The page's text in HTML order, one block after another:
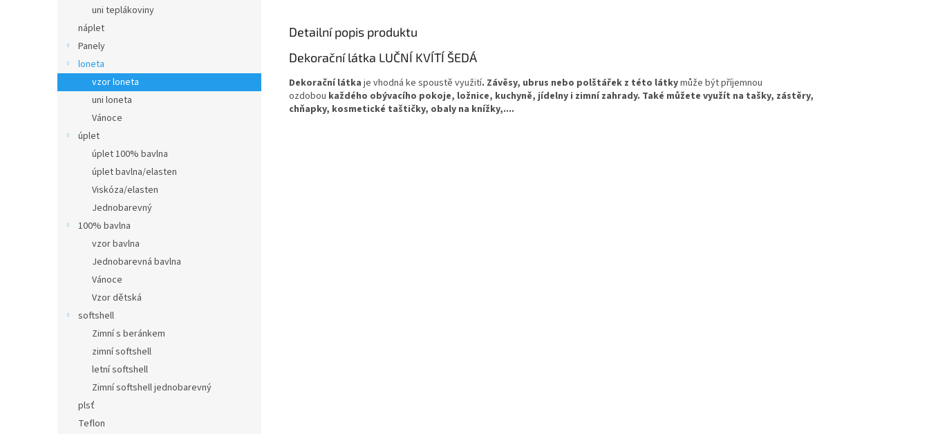
uni teplákoviny
náplet
Panely
loneta
vzor loneta
uni loneta
Vánoce
úplet
úplet 100% bavlna
úplet bavlna/elasten
Viskóza/elasten
Jednobarevný
100% bavlna
vzor bavlna
Jednobarevná bavlna
Vánoce
Vzor dětská
softshell
Zimní s beránkem
zimní softshell
letní softshell
Zimní softshell jednobarevný
plsť
Teflon
Detailní popis produktu
Dekorační látka LUČNÍ KVÍTÍ ŠEDÁ
Dekorační látka je vhodná ke spoustě využití. Závěsy, ubrus nebo polštářek z této látkymůže být příjemnou
ozdobou každého obývacího pokoje, ložnice, kuchyně, jídelny i zimní zahrady. Také můžete využít na tašky, zástěry,
chňapky, kosmetické taštičky, obaly na knížky,....